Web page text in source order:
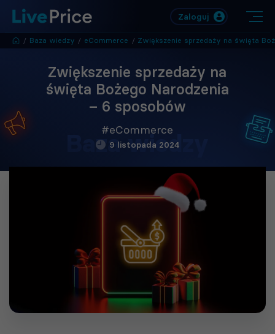
Zaloguj
/ Baza wiedzy / eCommerce / Zwiększenie sprzedaży na święta Bożego Narodzenia – 6
Zwiększenie sprzedaży na
święta Bożego Narodzenia
– 6 sposobów
#eCommerce
9 listopada 2024
Baza wiedzy